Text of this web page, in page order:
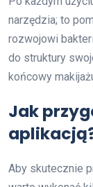
narzędzia; to
rozwojowi
do struktury
końcowy
Jak
Aby skutecznie